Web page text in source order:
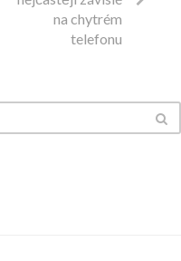
na chytrém
telefonu